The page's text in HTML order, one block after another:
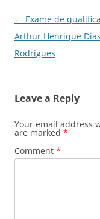
Post
navigation
← Exame de
Arthur Henrique Dias
Rodrigues
Leave a Reply
Your email address
are marked *
Comment *